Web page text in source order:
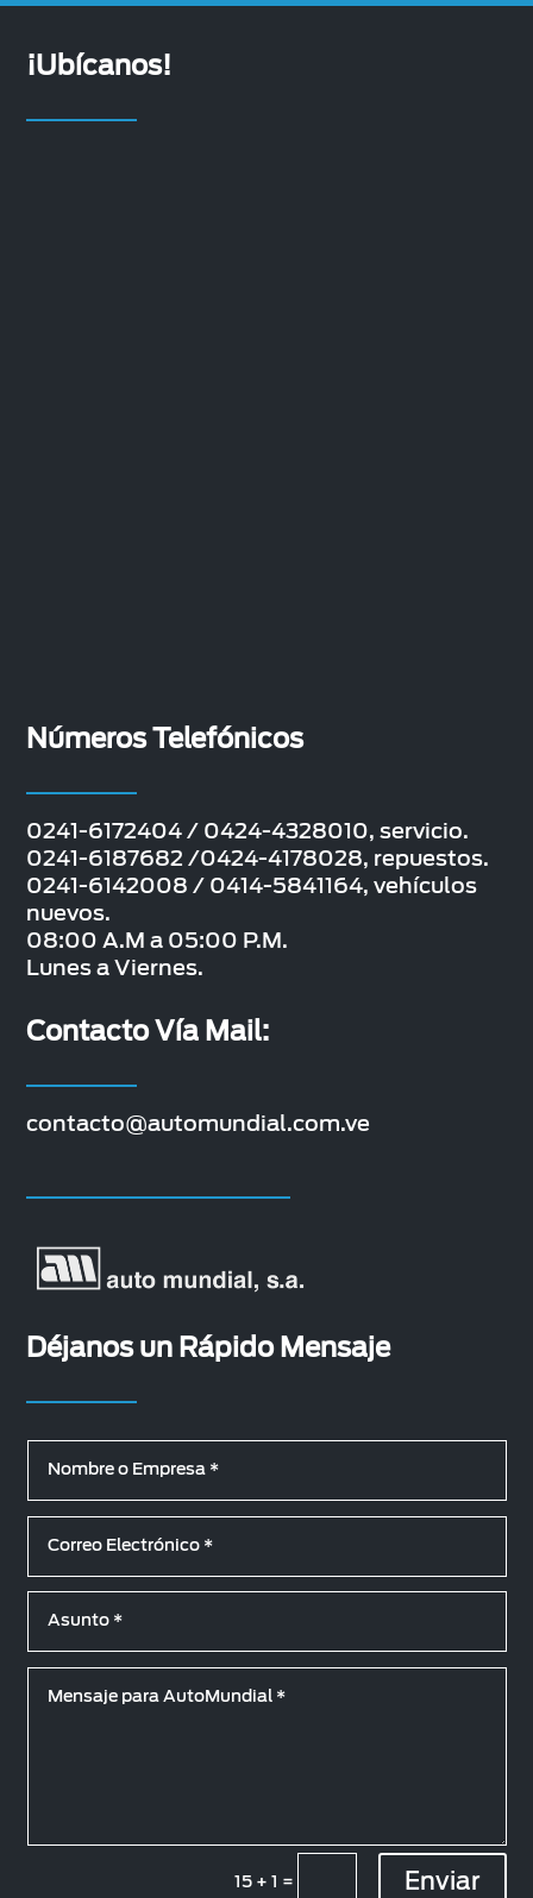
¡Ubícanos!
Números Telefónicos
0241-6172404 / 0424-4328010, servicio.
0241-6187682 /0424-4178028, repuestos.
0241-6142008 / 0414-5841164, vehículos
nuevos.
08:00 A.M a 05:00 P.M.
Lunes a Viernes.
Contacto Vía Mail:
contacto@automundial.com.ve
Déjanos un Rápido Mensaje
15 + 1 = Enviar